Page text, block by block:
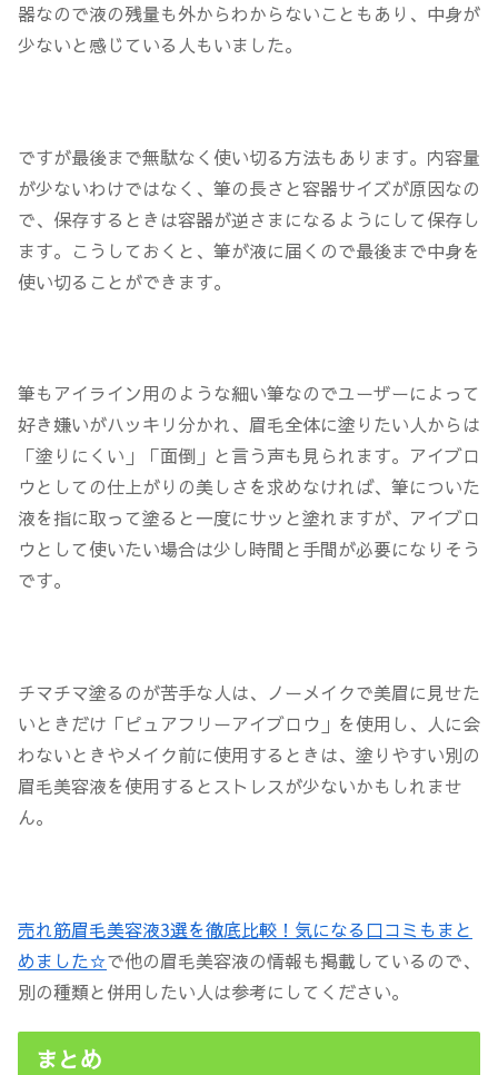
器なので液の残量も外からわからないこともあり、中身が
少ないと感じている人もいました。
ですが最後まで無駄なく使い切る方法もあります。内容量
が少ないわけではなく、筆の長さと容器サイズが原因なの
で、保存するときは容器が逆さまになるようにして保存し
ます。こうしておくと、筆が液に届くので最後まで中身を
使い切ることができます。
筆もアイライン用のような細い筆なのでユーザーによって
好き嫌いがハッキリ分かれ、眉毛全体に塗りたい人からは
「塗りにくい」「面倒」と言う声も見られます。アイブロ
ウとしての仕上がりの美しさを求めなければ、筆についた
液を指に取って塗ると一度にサッと塗れますが、アイブロ
ウとして使いたい場合は少し時間と手間が必要になりそう
です。
チマチマ塗るのが苦手な人は、ノーメイクで美眉に見せた
いときだけ「ピュアフリーアイブロウ」を使用し、人に会
わないときやメイク前に使用するときは、塗りやすい別の
眉毛美容液を使用するとストレスが少ないかもしれませ
ん。
売れ筋眉毛美容液3選を徹底比較！気になる口コミもまと
めました☆で他の眉毛美容液の情報も掲載しているので、
別の種類と併用したい人は参考にしてください。
まとめ